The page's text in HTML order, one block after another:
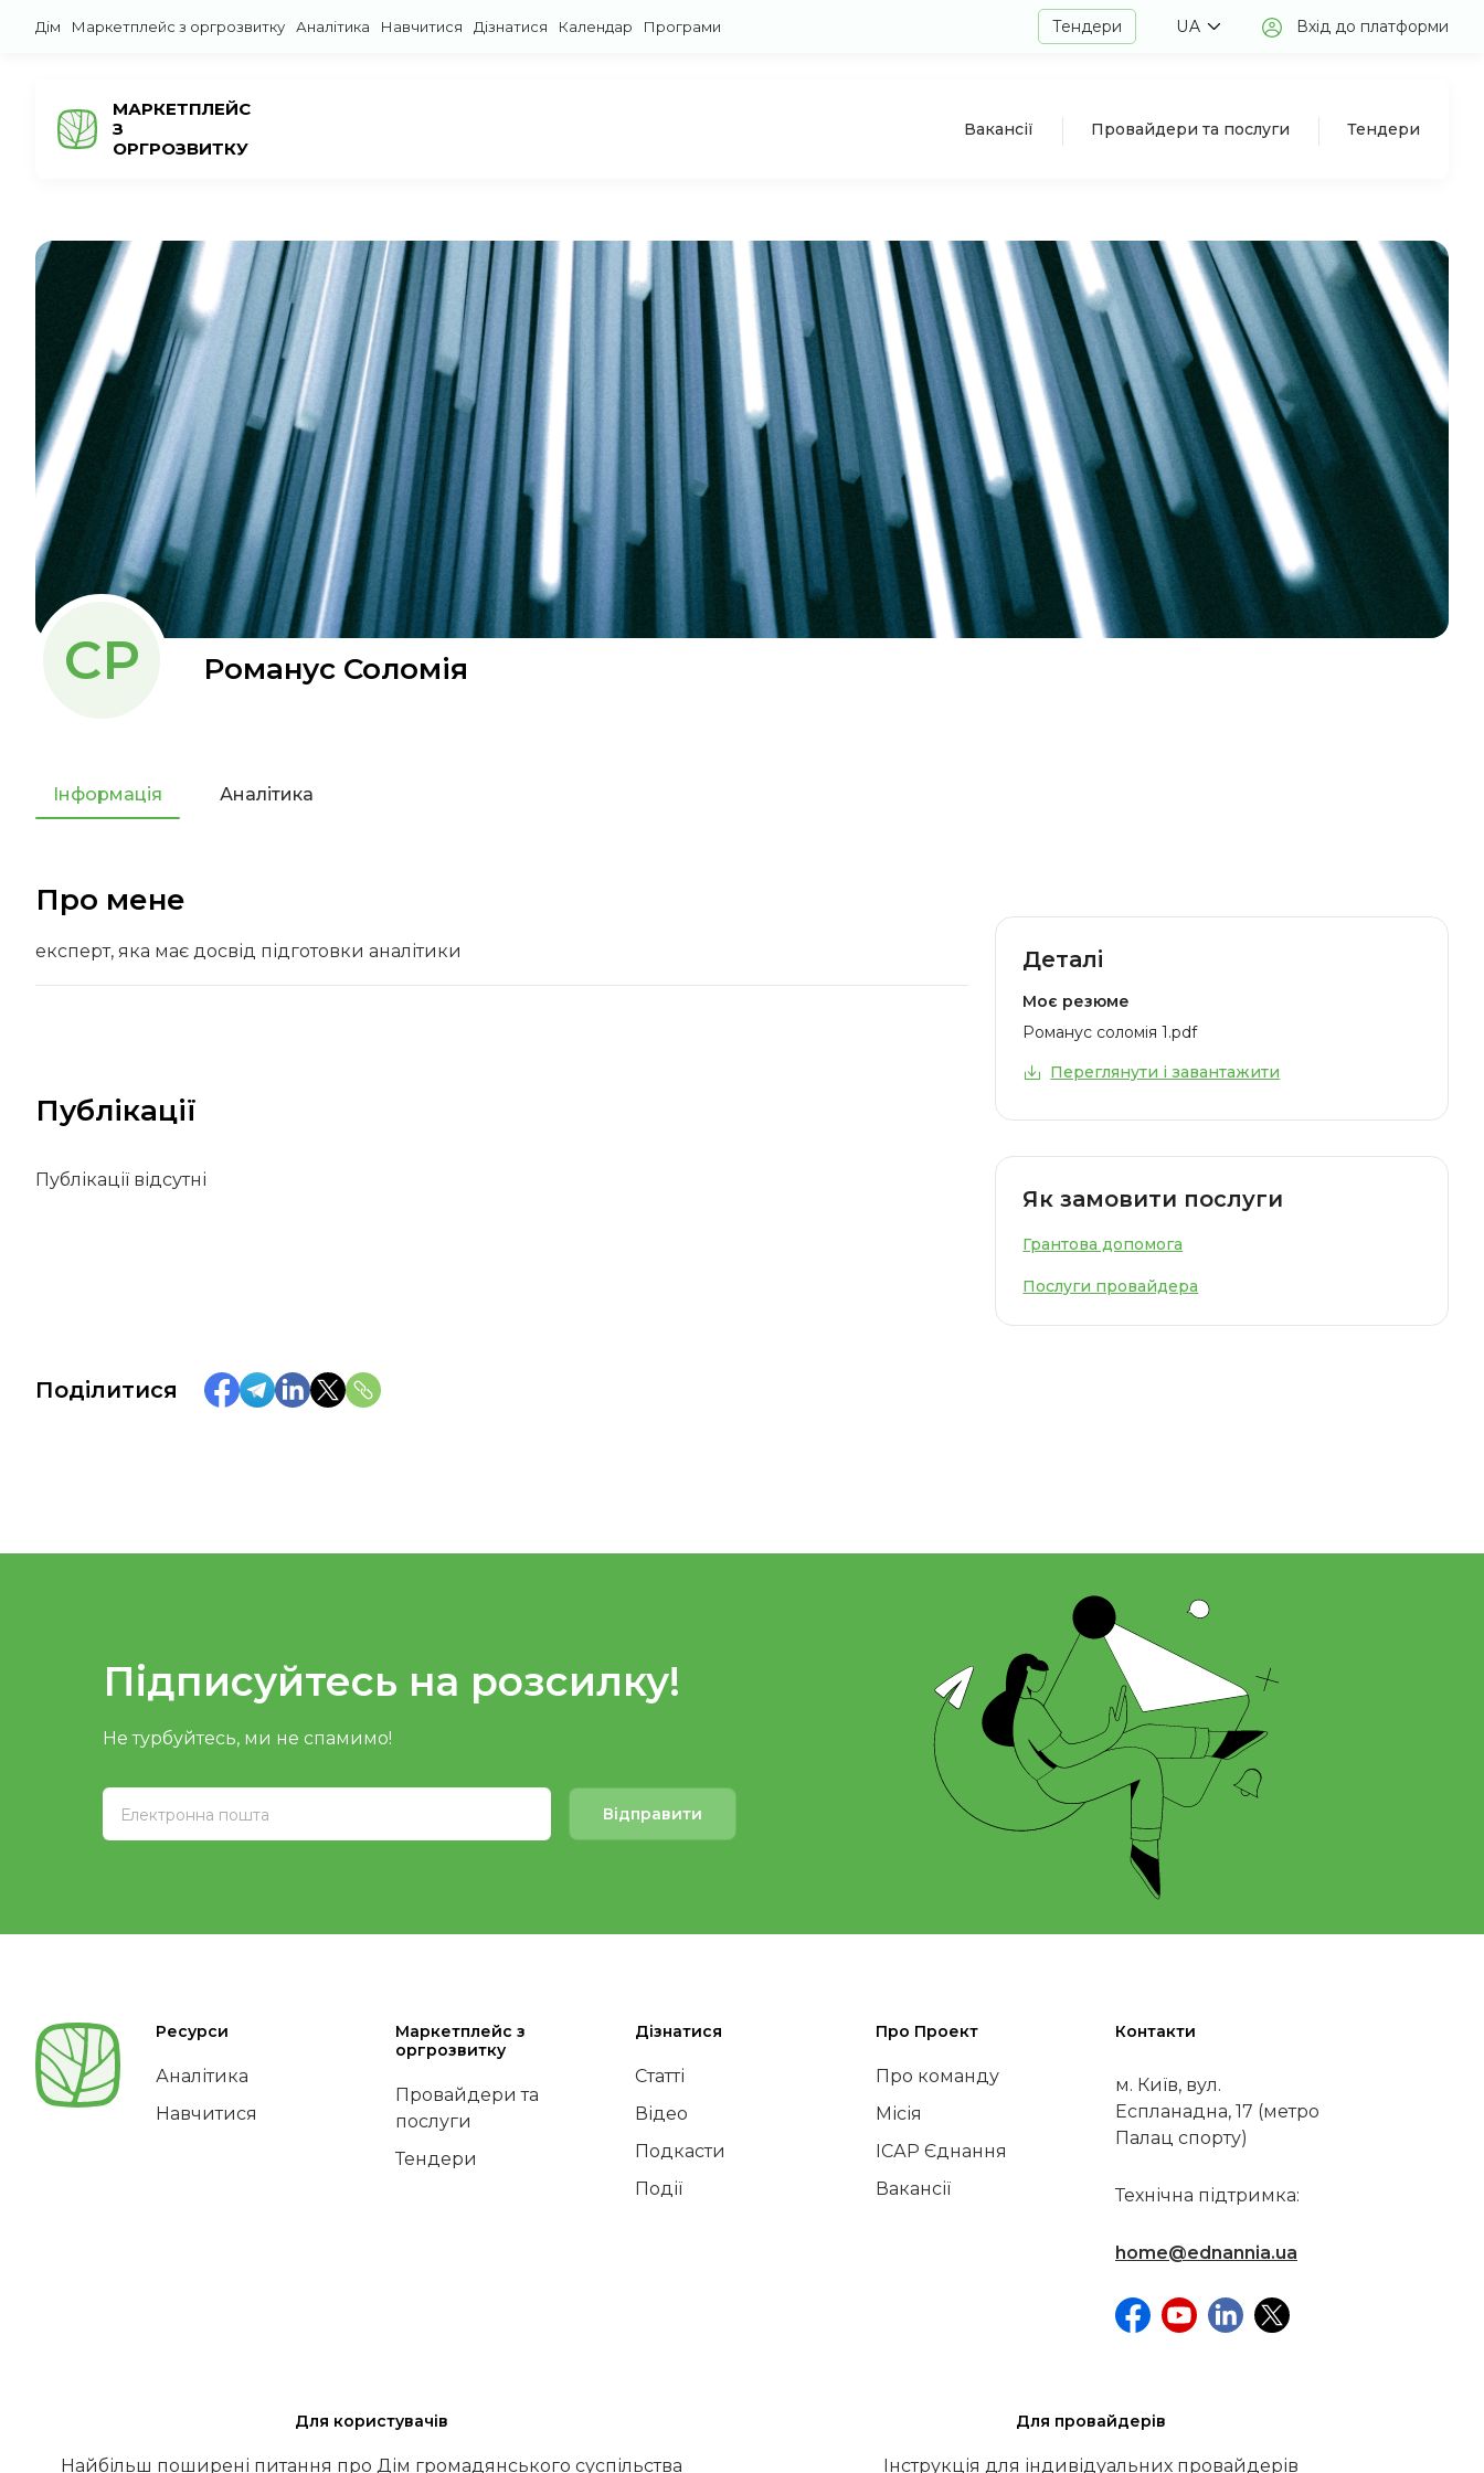
Дім Маркетплейс з оргрозвитку Аналітика Навчитися Дізнатися Календар Програми Тендери UA Вхід до платформи
МАРКЕТПЛЕЙС
З
ОРГРОЗВИТКУ
Вакансії Провайдери та послуги Тендери
СР Романус Соломія
Інформація Аналітика
Про мене
експерт, яка має досвід підготовки аналітики
Публікації
Публікації відсутні
Деталі
Моє резюме
Романус соломія 1.pdf
Переглянути і завантажити
Як замовити послуги
Грантова допомога
Послуги провайдера
Поділитися
Підписуйтесь на розсилку!
Не турбуйтесь, ми не спамимо!
Відправити
Ресурси
Аналітика
Навчитися
Маркетплейс з
оргрозвитку
Провайдери та
послуги
Тендери
Дізнатися
Статті
Відео
Подкасти
Події
Про Проект
Про команду
Місія
ІСАР Єднання
Вакансії
Контакти
м. Київ, вул.
Еспланадна, 17 (метро
Палац спорту)
Технічна підтримка:
home@ednannia.ua
Для користувачів
Найбільш поширені питання про Дім громадянського суспільства
Для провайдерів
Інструкція для індивідуальних провайдерів